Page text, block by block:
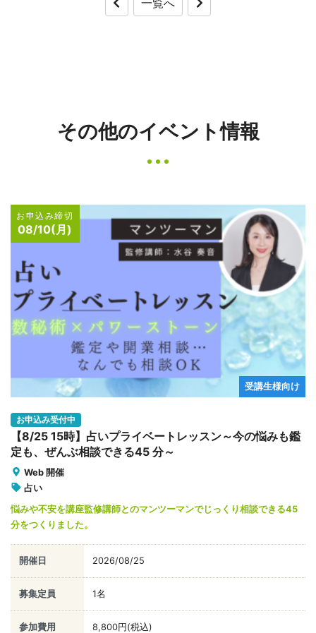
その他のイベント情報
お申込み締切
08/10(月)
受講生様向け
お申込み受付中
【8/25 15時】占いプライベートレッスン～今の悩みも鑑
定も、ぜんぶ相談できる45 分～
Web 開催
占い
悩みや不安を講座監修講師とのマンツーマンでじっくり相談できる45
分をつくりました。
開催日 2026/08/25
募集定員 1名
参加費用 8,800円(税込)